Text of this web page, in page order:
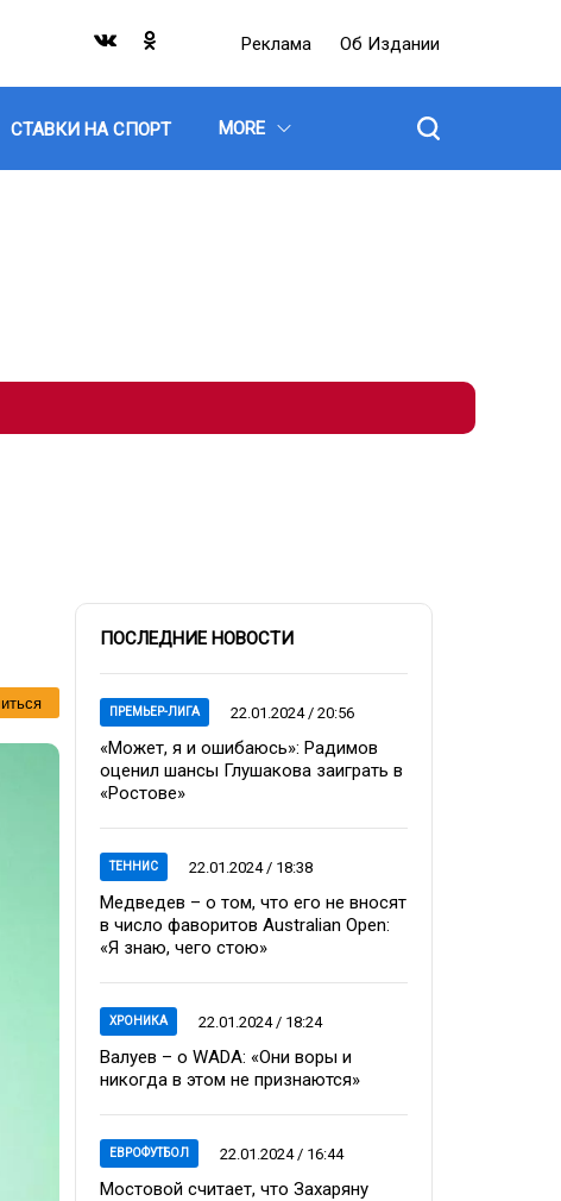
Реклама Об Издании
СТАВКИ НА СПОРТ MORE
ПОСЛЕДНИЕ НОВОСТИ
ПРЕМЬЕР-ЛИГА 22.01.2024 / 20:56
«Может, я и ошибаюсь»: Радимов
оценил шансы Глушакова заиграть в
«Ростове»
ТЕННИС 22.01.2024 / 18:38
Медведев – о том, что его не вносят
в число фаворитов Australian Open:
«Я знаю, чего стою»
ХРОНИКА 22.01.2024 / 18:24
Валуев – о WADA: «Они воры и
никогда в этом не признаются»
ЕВРОФУТБОЛ 22.01.2024 / 16:44
Мостовой считает, что Захаряну